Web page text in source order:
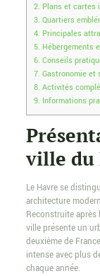
2. Plans et cartes
3. Quartiers
4. Principales
5. Hébergements
6. Conseils
7. Gastronomie et
8. Activités
9. Informations
ville du
Le Havre se
architecture
Reconstruite après
ville présente un
deuxième de
intense avec plus
chaque année.